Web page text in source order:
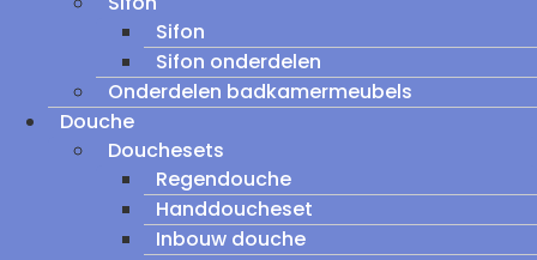
Sifon
Sifon onderdelen
Onderdelen badkamermeubels
Douche
Douchesets
Regendouche
Handdoucheset
Inbouw douche